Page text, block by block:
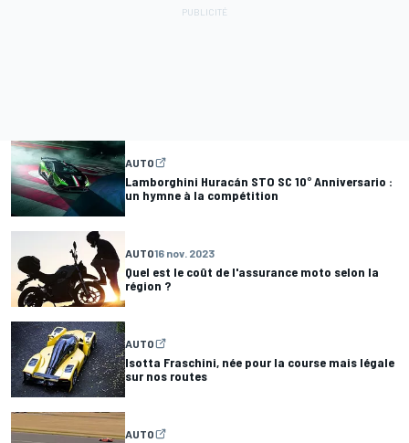
AUTO
Lamborghini Huracán STO SC 10° Anniversario :
un hymne à la compétition
AUTO16 nov. 2023
Quel est le coût de l'assurance moto selon la
région ?
AUTO
Isotta Fraschini, née pour la course mais légale
sur nos routes
AUTO